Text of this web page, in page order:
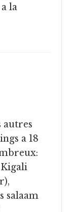
la
a 18
salaam